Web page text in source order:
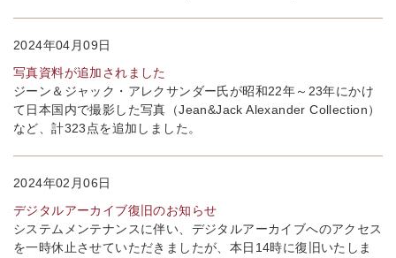
2024年04月09日
写真資料が追加されました
ジーン＆ジャック・アレクサンダー氏が昭和22年～23年にかけ
て日本国内で撮影した写真（Jean&Jack Alexander Collection）
など、計323点を追加しました。
2024年02月06日
デジタルアーカイブ復旧のお知らせ
システムメンテナンスに伴い、デジタルアーカイブへのアクセス
を一時休止させていただきましたが、本日14時に復旧いたしま